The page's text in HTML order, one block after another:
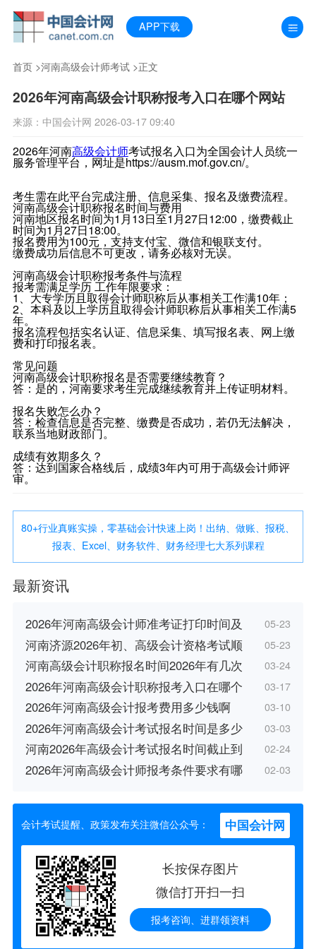
APP下载
首页>河南高级会计师考试>正文
2026年河南高级会计职称报考入口在哪个网站
来源：中国会计网 2026-03-17 09:40
2026年河南高级会计师考试报名入口为全国会计人员统一
服务管理平台，网址是https://ausm.mof.gov.cn/。
考生需在此平台完成注册、信息采集、报名及缴费流程。
河南高级会计职称报名时间与费用
河南地区报名时间为1月13日至1月27日12:00，缴费截止
时间为1月27日18:00。
报名费用为100元，支持支付宝、微信和银联支付。
缴费成功后信息不可更改，请务必核对无误。
河南高级会计职称报考条件与流程
报考需满足学历 工作年限要求：
1、大专学历且取得会计师职称后从事相关工作满10年；
2、本科及以上学历且取得会计师职称后从事相关工作满5
年。
报名流程包括实名认证、信息采集、填写报名表、网上缴
费和打印报名表。
常见问题
河南高级会计职称报名是否需要继续教育？
答：是的，河南要求考生完成继续教育并上传证明材料。
报名失败怎么办？
答：检查信息是否完整、缴费是否成功，若仍无法解决，
联系当地财政部门。
成绩有效期多久？
答：达到国家合格线后，成绩3年内可用于高级会计师评
审。
80+行业真账实操，零基础会计快速上岗！出纳、做账、报税、
报表、Excel、财务软件、财务经理七大系列课程
最新资讯
2026年河南高级会计师准考证打印时间及 05-23
河南济源2026年初、高级会计资格考试顺 05-23
河南高级会计职称报名时间2026年有几次 03-24
2026年河南高级会计职称报考入口在哪个 03-17
2026年河南高级会计报考费用多少钱啊 03-10
2026年河南高级会计考试报名时间是多少 03-03
河南2026年高级会计考试报名时间截止到 02-24
2026年河南高级会计师报考条件要求有哪 02-03
会计考试提醒、政策发布关注微信公众号： 中国会计网
长按保存图片
微信打开扫一扫
报考咨询、进群领资料